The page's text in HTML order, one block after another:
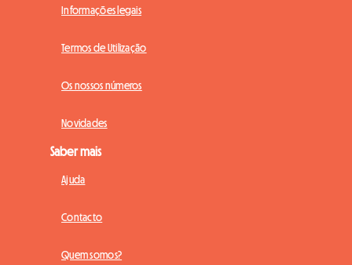
Informações legais
Termos de Utilização
Os nossos números
Novidades
Saber mais
Ajuda
Contacto
Quem somos?